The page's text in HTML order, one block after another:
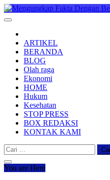
Skip
to
ARTIKEL
BERANDA
BLOG
Olah raga
Ekonomi
HOME
Hukum
Kesehatan
STOP PRESS
BOX REDAKSI
KONTAK KAMI
Cari
untuk:
You are Here